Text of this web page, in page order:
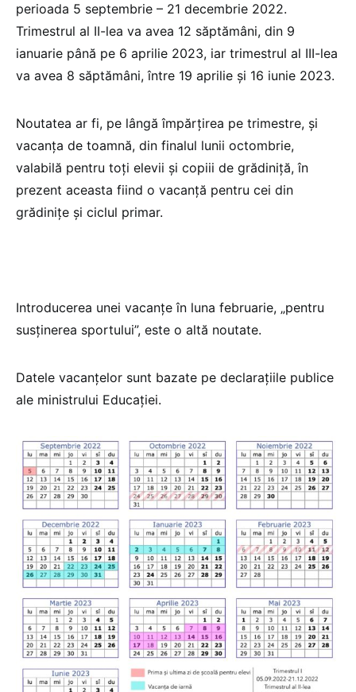
perioada 5 septembrie – 21 decembrie 2022.
Trimestrul al II-lea va avea 12 săptămâni, din 9
ianuarie până pe 6 aprilie 2023, iar trimestrul al III-lea
va avea 8 săptămâni, între 19 aprilie și 16 iunie 2023.
Noutatea ar fi, pe lângă împărțirea pe trimestre, și
vacanța de toamnă, din finalul lunii octombrie,
valabilă pentru toți elevii și copiii de grădiniță, în
prezent aceasta fiind o vacanță pentru cei din
grădinițe și ciclul primar.
Introducerea unei vacanțe în luna februarie, „pentru
susținerea sportului”, este o altă noutate.
Datele vacanțelor sunt bazate pe declarațiile publice
ale ministrului Educației.